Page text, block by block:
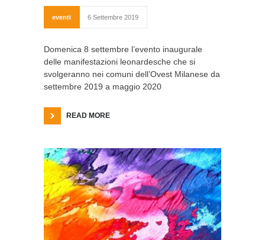
eventi 6 Settembre 2019
Domenica 8 settembre l’evento inaugurale
delle manifestazioni leonardesche che si
svolgeranno nei comuni dell’Ovest Milanese da
settembre 2019 a maggio 2020
READ MORE